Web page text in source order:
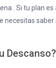
. Si tu plan es
necesitas
Descanso?